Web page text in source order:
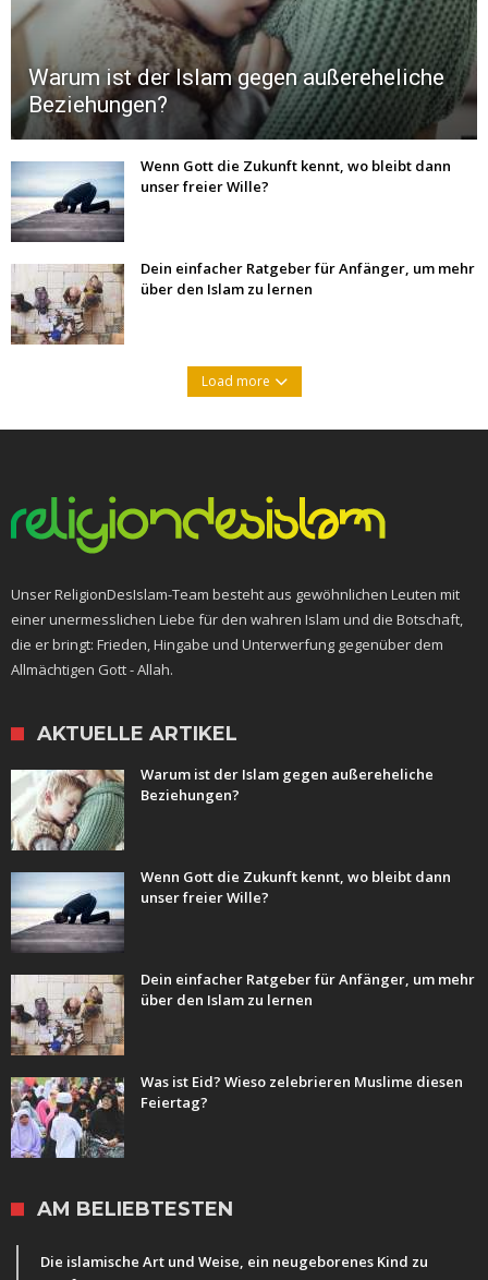
Warum ist der Islam gegen außereheliche
Beziehungen?
Wenn Gott die Zukunft kennt, wo bleibt dann
unser freier Wille?
Dein einfacher Ratgeber für Anfänger, um mehr
über den Islam zu lernen
Load more
Unser ReligionDesIslam-Team besteht aus gewöhnlichen Leuten mit
einer unermesslichen Liebe für den wahren Islam und die Botschaft,
die er bringt: Frieden, Hingabe und Unterwerfung gegenüber dem
Allmächtigen Gott - Allah.
AKTUELLE ARTIKEL
Warum ist der Islam gegen außereheliche
Beziehungen?
Wenn Gott die Zukunft kennt, wo bleibt dann
unser freier Wille?
Dein einfacher Ratgeber für Anfänger, um mehr
über den Islam zu lernen
Was ist Eid? Wieso zelebrieren Muslime diesen
Feiertag?
AM BELIEBTESTEN
Die islamische Art und Weise, ein neugeborenes Kind zu